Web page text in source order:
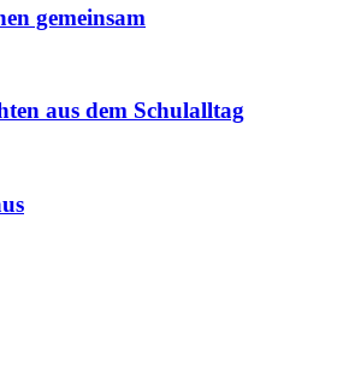
gemeinsam
aus dem Schulalltag